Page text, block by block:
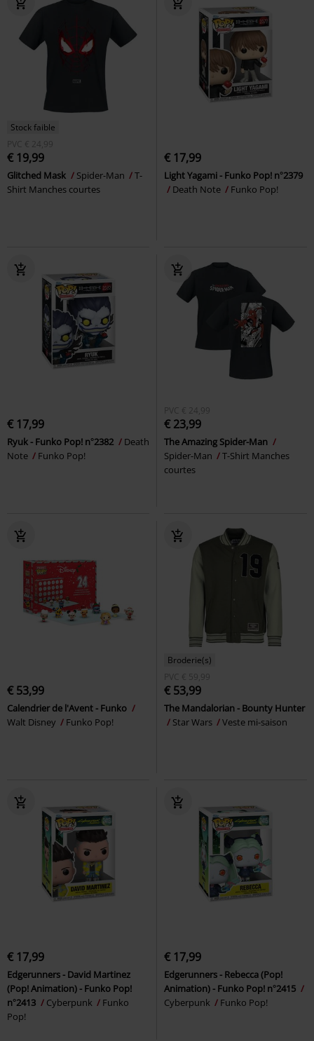
Stock faible
PVC € 24,99
€ 19,99
Glitched Mask Spider-Man
T-
Shirt Manches courtes
€ 17,99
Light Yagami - Funko Pop! n°2379
Death Note
Funko Pop!
€ 17,99
Ryuk - Funko Pop! n°2382
Death
Note
Funko Pop!
PVC € 24,99
€ 23,99
The Amazing Spider-Man
Spider-Man
T-Shirt Manches
courtes
€ 53,99
Calendrier de l'Avent - Funko
Walt Disney
Funko Pop!
Broderie(s)
PVC € 59,99
€ 53,99
The Mandalorian - Bounty Hunter
Star Wars
Veste mi-saison
€ 17,99
Edgerunners - David Martinez
(Pop! Animation) - Funko Pop!
n°2413
Cyberpunk
Funko
Pop!
€ 17,99
Edgerunners - Rebecca (Pop!
Animation) - Funko Pop! n°2415
Cyberpunk
Funko Pop!